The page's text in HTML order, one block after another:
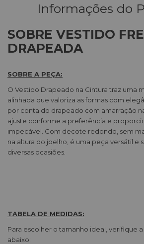
Informações do
SOBRE VESTIDO
DRAPEADA
SOBRE A PEÇA:
O Vestido Drapeado na Cintura traz uma
alinhada que valoriza as formas com
por conta do drapeado com amarração
ajuste conforme a preferência e
impecável. Com decote redondo, sem
na altura do joelho, é uma peça versátil e
diversas ocasiões.
TABELA DE MEDIDAS:
Para escolher o tamanho ideal, verifique
abaixo: